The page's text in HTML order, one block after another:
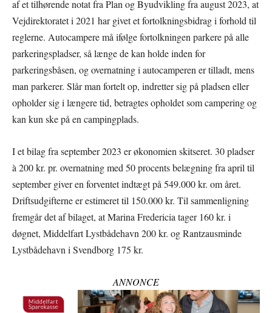
af et tilhørende notat fra Plan og Byudvikling fra august 2023, at
Vejdirektoratet i 2021 har givet et fortolkningsbidrag i forhold til
reglerne. Autocampere må ifølge fortolkningen parkere på alle
parkeringspladser, så længe de kan holde inden for
parkeringsbåsen, og overnatning i autocamperen er tilladt, mens
man parkerer. Slår man fortelt op, indretter sig på pladsen eller
opholder sig i længere tid, betragtes opholdet som campering og
kan kun ske på en campingplads.
I et bilag fra september 2023 er økonomien skitseret. 30 pladser
à 200 kr. pr. overnatning med 50 procents belægning fra april til
september giver en forventet indtægt på 549.000 kr. om året.
Driftsudgifterne er estimeret til 150.000 kr. Til sammenligning
fremgår det af bilaget, at Marina Fredericia tager 160 kr. i
døgnet, Middelfart Lystbådehavn 200 kr. og Rantzausminde
Lystbådehavn i Svendborg 175 kr.
ANNONCE